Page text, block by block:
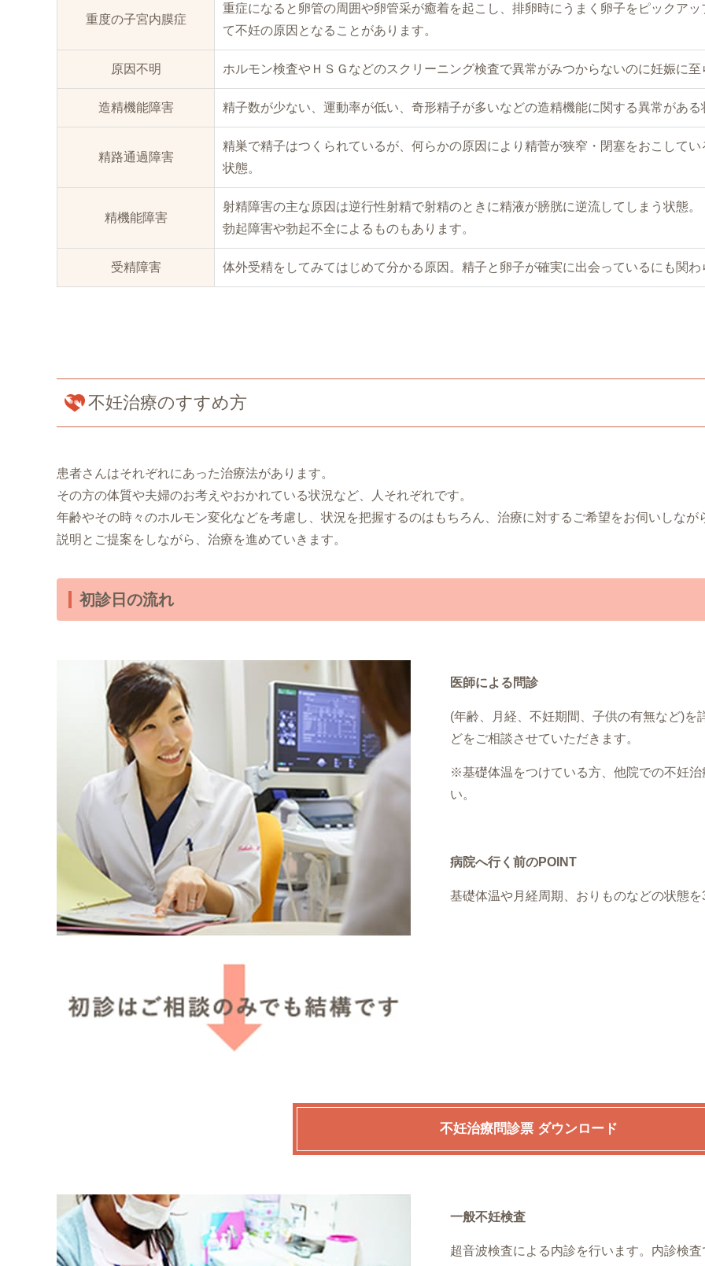
重度の子宮内膜症
重症になると卵管の周囲や卵管采が癒着を起こし、排卵時にうまく卵子をピックア
て不妊の原因となることがあります。
原因不明 ホルモン検査やＨＳＧなどのスクリーニング検査で異常がみつからないのに妊娠に至
造精機能障害 精子数が少ない、運動率が低い、奇形精子が多いなどの造精機能に関する異常がある
精路通過障害
精巣で精子はつくられているが、何らかの原因により精菅が狭窄・閉塞をおこして
状態。
精機能障害
射精障害の主な原因は逆行性射精で射精のときに精液が膀胱に逆流してしまう状態。
勃起障害や勃起不全によるものもあります。
受精障害 体外受精をしてみてはじめて分かる原因。精子と卵子が確実に出会っているにも関
不妊治療のすすめ方
患者さんはそれぞれにあった治療法があります。
その方の体質や夫婦のお考えやおかれている状況など、人それぞれです。
年齢やその時々のホルモン変化などを考慮し、状況を把握するのはもちろん、治療に対するご希望をお伺いしな
説明とご提案をしながら、治療を進めていきます。
初診日の流れ
医師による問診
(年齢、月経、不妊期間、子供の有無など)
どをご相談させていただきます。
※基礎体温をつけている方、他院での不妊
い。
病院へ行く前のPOINT
基礎体温や月経周期、おりものなどの状態
不妊治療問診票 ダウンロード
一般不妊検査
超音波検査による内診を行います。内診検